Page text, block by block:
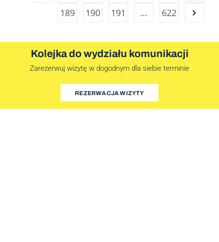
189
190 191 … 622
Kolejka do wydziału komunikacji
Zarezerwuj wizytę w dogodnym dla siebie terminie
REZERWACJA WIZYTY